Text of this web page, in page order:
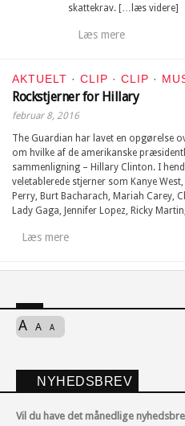
skattekrav. […læs videre]
Læs mere
AKTUELT · CLIP · CLIP ·
Rockstjerner for Hillary
februar 8, 2016
The Guardian har lavet en opgørelse
om hvilke af de amerikanske
sammenligning – Hillary Clinton. I
veletablerede stjerner som Kanye
Perry, Burt Bacharach, Mariah Carey,
Lady Gaga, Jennifer Lopez, Ricky
Læs mere
A A A
NYHEDSBREV
Vil du have det månedlige